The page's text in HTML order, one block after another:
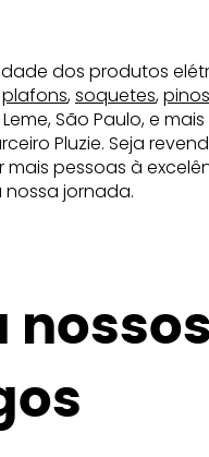
dos produtos
plafons,soquetes,pinos
São Paulo, e
Pluzie. Seja
pessoas à
jornada.
nossos